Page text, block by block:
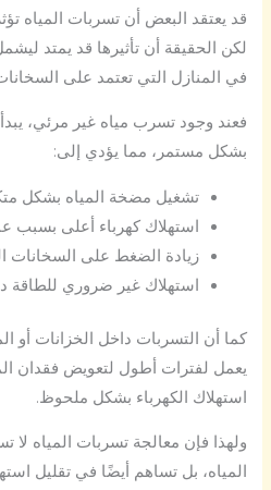
قد يعتقد البعض أن تسربات المياه
لكن الحقيقة أن تأثيرها قد يمتد
في المنازل التي تعتمد على
فعند وجود تسرب مياه غير مرئي،
بشكل مستمر، مما يؤدي إلى:
تشغيل مضخة المياه بشكل
استهلاك كهرباء أعلى بسبب
زيادة الضغط على السخانات
استهلاك غير ضروري
كما أن التسربات داخل الخزانات أو
يعمل لفترات أطول لتعويض فقدان
استهلاك الكهرباء بشكل ملحوظ.
ولهذا فإن معالجة تسربات المياه لا
المياه، بل تساهم أيضًا في تقليل